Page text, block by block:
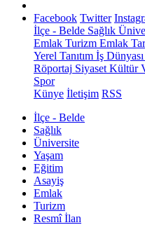
Facebook Twitter
İlçe - Belde Sağlık
Emlak Turizm Emlak
Yerel Tanıtım İş Dünyası
Röportaj Siyaset Kültür
Spor
Künye İletişim RSS
İlçe - Belde
Sağlık
Üniversite
Yaşam
Eğitim
Asayiş
Emlak
Turizm
Resmî İlan